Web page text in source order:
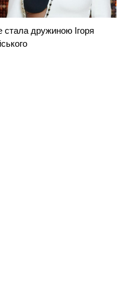
стала дружиною Ігоря